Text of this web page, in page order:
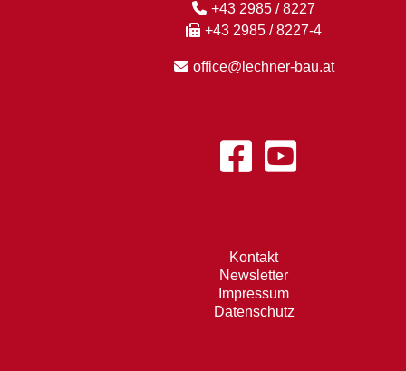
+43 2985 / 8227
+43 2985 / 8227-4
office@lechner-bau.at
Kontakt
Newsletter
Impressum
Datenschutz